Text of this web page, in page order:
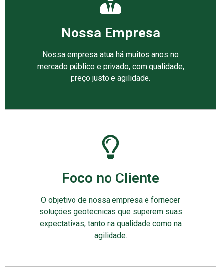
Nossa Empresa
Nossa empresa atua há muitos anos no
mercado público e privado, com qualidade,
preço justo e agilidade.
Foco no Cliente
O objetivo de nossa empresa é fornecer
soluções geotécnicas que superem suas
expectativas, tanto na qualidade como na
agilidade.